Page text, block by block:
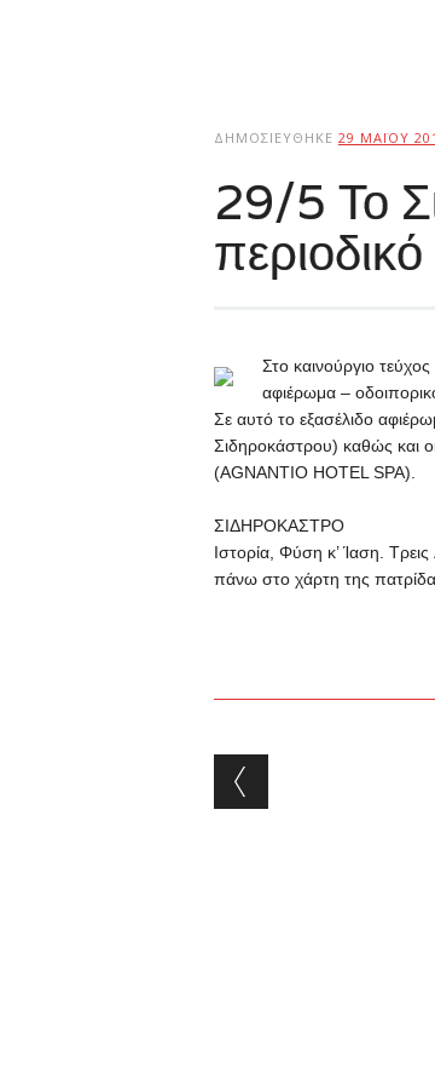
ΔΗΜΟΣΙΕΎΘΗΚΕ 29 ΜΑΪ́ΟΥ
29/5 Το
Στο καινούργιο
αφιέρωμα –
Σε αυτό το εξασέλιδο
Σιδηροκάστρου) καθώς και
(AGNANTIO HOTEL SPA).
ΣΙΔΗΡΟΚΑΣΤΡΟ
Ιστορία, Φύση κ’ Ίαση.
πάνω στο χάρτη της
Post